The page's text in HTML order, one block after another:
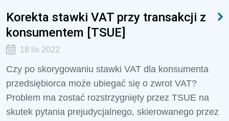
Korekta stawki VAT przy transakcji z
konsumentem [TSUE]
18 lis 2022
Czy po skorygowaniu stawki VAT dla konsumenta
przedsiębiorca może ubiegać się o zwrot VAT?
Problem ma zostać rozstrzygnięty przez TSUE na
skutek pytania prejudycjalnego, skierowanego przez